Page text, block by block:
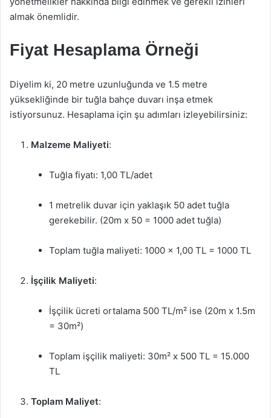
almak önemlidir.
Fiyat Hesaplama Örneği
Diyelim ki, 20 metre uzunluğunda ve 1.5 metre
yüksekliğinde bir tuğla bahçe duvarı inşa etmek
istiyorsunuz. Hesaplama için şu adımları izleyebilirsiniz:
Malzeme Maliyeti:
Tuğla fiyatı: 1,00 TL/adet
1 metrelik duvar için yaklaşık 50 adet tuğla
gerekebilir. (20m x 50 = 1000 adet tuğla)
Toplam tuğla maliyeti: 1000 x 1,00 TL = 1000 TL
İşçilik Maliyeti:
İşçilik ücreti ortalama 500 TL/m² ise (20m x 1.5m
= 30m²)
Toplam işçilik maliyeti: 30m² x 500 TL = 15.000
TL
Toplam Maliyet: